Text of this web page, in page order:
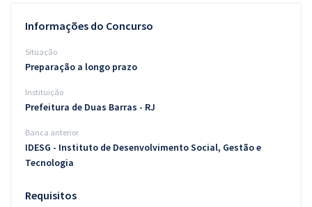
Conteúdo gratuito
Blog
Atendimento
Informações do Concurso
Situação
Preparação a longo prazo
Instituição
Prefeitura de Duas Barras - RJ
Banca anterior
IDESG - Instituto de Desenvolvimento Social, Gestão e
Tecnologia
Requisitos